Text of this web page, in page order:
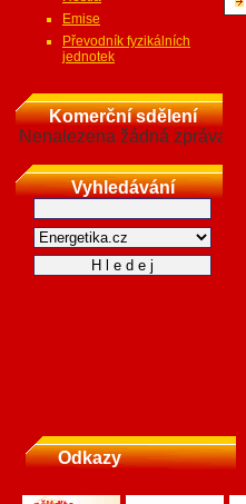
Emise
Převodník fyzikálních
jednotek
Komerční sdělení
Nenalezena žádná zpráva
Vyhledávání
Odkazy